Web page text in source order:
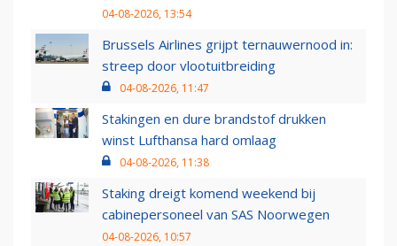
04-08-2026, 13:54
Brussels Airlines grijpt ternauwernood in:
streep door vlootuitbreiding
04-08-2026, 11:47
Stakingen en dure brandstof drukken
winst Lufthansa hard omlaag
04-08-2026, 11:38
Staking dreigt komend weekend bij
cabinepersoneel van SAS Noorwegen
04-08-2026, 10:57